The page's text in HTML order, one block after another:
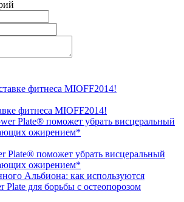
фитнеса MIOFF2014!
Plate® поможет убрать висцеральный
ожирением*